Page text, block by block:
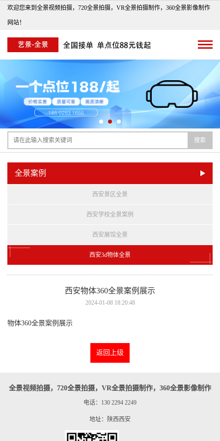
欢迎您来到全景视频拍摄，720全景拍摄，VR全景拍摄制作，360全景影像制作
网站！
搜索
全景案例
西安景区全景
西安学校全景案例
西安展馆全景
西安3d物体全景
西安物体360全景案例展示
2024-01-08 18:20:48
物体360全景案例展示
返回上级
全景视频拍摄，720全景拍摄，VR全景拍摄制作，360全景影像制作
电话：130 2294 2249
地址：陕西西安